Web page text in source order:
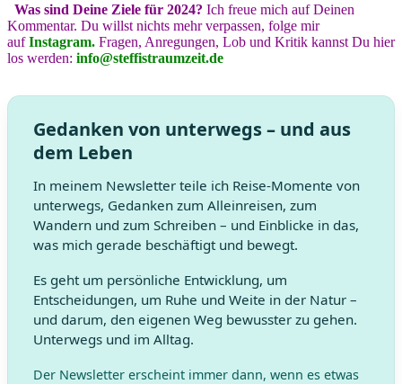
Was sind Deine Ziele für 2024? Ich freue mich auf Deinen
Kommentar. Du willst nichts mehr verpassen, folge mir
auf Instagram. Fragen, Anregungen, Lob und Kritik kannst Du hier
los werden: info@steffistraumzeit.de
Gedanken von unterwegs – und aus
dem Leben
In meinem Newsletter teile ich Reise-Momente von
unterwegs, Gedanken zum Alleinreisen, zum
Wandern und zum Schreiben – und Einblicke in das,
was mich gerade beschäftigt und bewegt.
Es geht um persönliche Entwicklung, um
Entscheidungen, um Ruhe und Weite in der Natur –
und darum, den eigenen Weg bewusster zu gehen.
Unterwegs und im Alltag.
Der Newsletter erscheint immer dann, wenn es etwas